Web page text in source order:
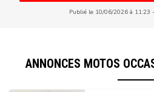
Publié le 10/06/2026 à 11:23
ANNONCES MOTOS